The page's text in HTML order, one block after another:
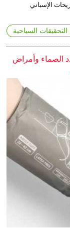
الإسباني
التحقيقات السياحية
الصماء وأمراض